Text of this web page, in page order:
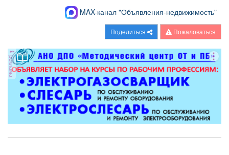
MAX-канал "Объявления-недвижимость"
Поделиться Пожаловаться
реклама